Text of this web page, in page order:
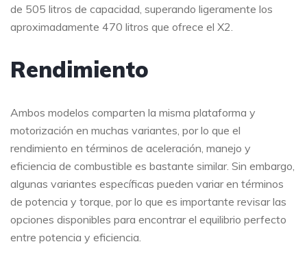
de 505 litros de capacidad, superando ligeramente los
aproximadamente 470 litros que ofrece el X2.
Rendimiento
Ambos modelos comparten la misma plataforma y
motorización en muchas variantes, por lo que el
rendimiento en términos de aceleración, manejo y
eficiencia de combustible es bastante similar. Sin embargo,
algunas variantes específicas pueden variar en términos
de potencia y torque, por lo que es importante revisar las
opciones disponibles para encontrar el equilibrio perfecto
entre potencia y eficiencia.